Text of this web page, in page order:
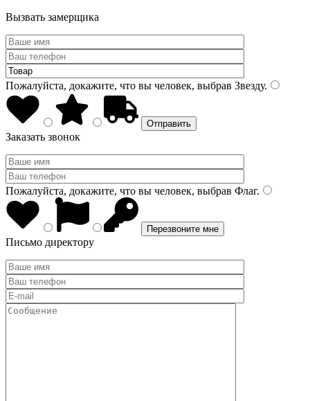
Вызвать замерщика
Пожалуйста, докажите, что вы человек, выбрав Звезду.
Заказать звонок
Пожалуйста, докажите, что вы человек, выбрав Флаг.
Письмо директору